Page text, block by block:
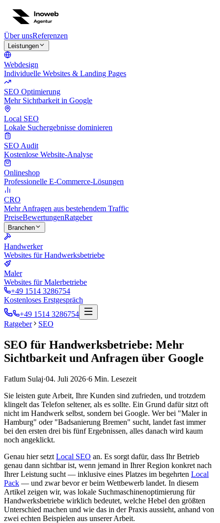
Über unsReferenzen
Leistungen
Webdesign
Individuelle Websites & Landing Pages
SEO Optimierung
Mehr Sichtbarkeit in Google
Local SEO
Lokale Suchergebnisse dominieren
SEO Audit
Kostenlose Website-Analyse
Onlineshop
Professionelle E-Commerce-Lösungen
CRO
Mehr Anfragen aus bestehendem Traffic
PreiseBewertungenRatgeber
Branchen
Handwerker
Websites für Handwerksbetriebe
Maler
Websites für Malerbetriebe
+49 1514 3286754
Kostenloses Erstgespräch
+49 1514 3286754
Ratgeber
SEO
SEO für Handwerksbetriebe: Mehr
Sichtbarkeit und Anfragen über Google
Fatlum Sulaj·04. Juli 2026·6 Min. Lesezeit
Sie leisten gute Arbeit, Ihre Kunden sind zufrieden, und trotzdem
klingelt das Telefon seltener, als es sollte. Ein Grund dafür sitzt oft
nicht im Handwerk selbst, sondern bei Google. Wer bei "Maler in
Hamburg" oder "Badsanierung Bremen" sucht, landet fast immer
bei den ersten drei bis fünf Ergebnissen, alles danach wird kaum
noch angeklickt.
Genau hier setzt Local SEO an. Es sorgt dafür, dass Ihr Betrieb
genau dann sichtbar ist, wenn jemand in Ihrer Region konkret nach
Ihrer Leistung sucht — inklusive eines Platzes im begehrten Local
Pack — und zwar bevor er beim Wettbewerb landet. In diesem
Artikel zeigen wir, was lokale Suchmaschinenoptimierung für
Handwerksbetriebe wirklich bedeutet, welche Hebel den größten
Unterschied machen und wie das in der Praxis aussieht, anhand von
zwei echten Beispielen aus unserer Arbeit.